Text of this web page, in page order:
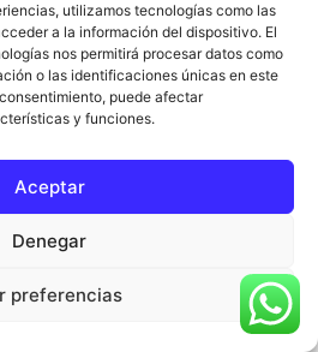
utilizamos tecnologías como las
a la información del dispositivo. El
nos permitirá procesar datos como
o las identificaciones únicas en este
puede afectar
y funciones.
Aceptar
Denegar
preferencias